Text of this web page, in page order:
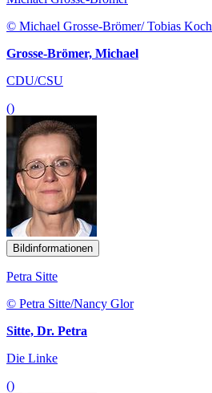
© Michael Grosse-Brömer/ Tobias Koch
Grosse-Brömer, Michael
CDU/CSU
()
Bildinformationen
Petra Sitte
© Petra Sitte/Nancy Glor
Sitte, Dr. Petra
Die Linke
()